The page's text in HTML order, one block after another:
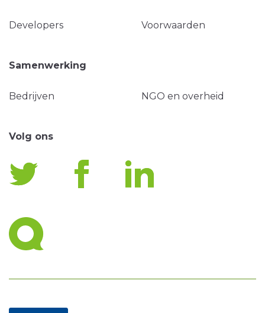
Developers Voorwaarden
Samenwerking
Bedrijven NGO en overheid
Volg ons